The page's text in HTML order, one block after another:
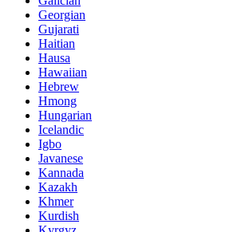
Georgian
Gujarati
Haitian
Hausa
Hawaiian
Hebrew
Hmong
Hungarian
Icelandic
Igbo
Javanese
Kannada
Kazakh
Khmer
Kurdish